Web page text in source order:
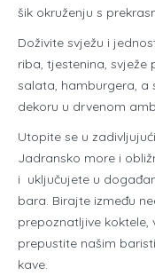
šik okruženju s
Doživite svježu i
riba, tjestenina, svježe
salata, hamburgera, a
dekoru u drvenom
Utopite se u
Jadransko more i
i uključujete u
bara. Birajte između
prepoznatljive koktele,
prepustite našim
kave.